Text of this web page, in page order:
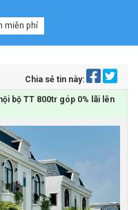
tin, tư vấn
miễn phí
Chia sẻ tin này:
bộ TT 800tr góp 0% lãi lên